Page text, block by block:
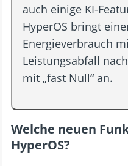
auch einige KI-
HyperOS bringt
Energieverbrauch
Leistungsabfall
mit „fast Null“ an.
Welche neuen
HyperOS?